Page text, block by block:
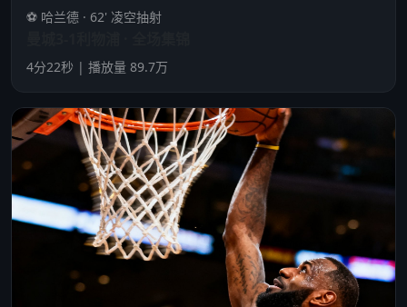
⚽ 哈兰德 · 62' 凌空抽射
4分22秒 | 播放量 89.7万